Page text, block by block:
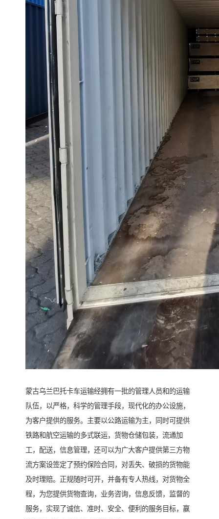
蒙古乌兰巴托卡车运输经拥有一批的管理人员和的运输
队伍，以严格，科学的管理手段，现代化的办公设施，
为客户提供的服务。主要以公路运输为主，同时可提供
铁路和航空运输的多式联运，货物仓储包装，流通加
工，配送，信息管理，还可以为广大客户提供第三方物
流方案设签定了预约保险合同，对丢失、破损的货物能
及时理赔。正规随时可开，并备有专人热线，对货物全
程，为您提供货物查询，业务咨询，信息反馈，监督的
服务，实现了诚信、准时、安全、便利的服务目标，赢